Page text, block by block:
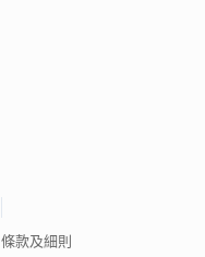
條款及細則